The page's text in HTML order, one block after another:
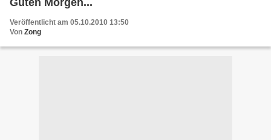
Guten Morgen...
Veröffentlicht am 05.10.2010 13:50
Von Zong